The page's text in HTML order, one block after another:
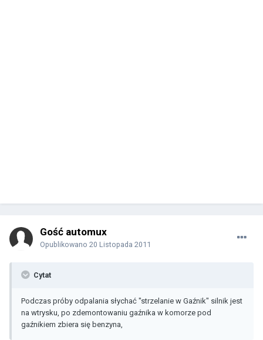
Gość automux
Opublikowano 20 Listopada 2011
Cytat
Podczas próby odpalania słychać "strzelanie w Gaźnik" silnik jest
na wtrysku, po zdemontowaniu gaźnika w komorze pod
gaźnikiem zbiera się benzyna,